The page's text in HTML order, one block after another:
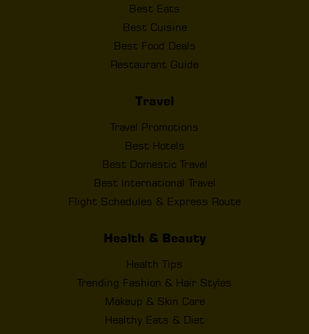
Best Eats
Best Cuisine
Best Food Deals
Restaurant Guide
Travel
Travel Promotions
Best Hotels
Best Domestic Travel
Best International Travel
Flight Schedules & Express Route
Health & Beauty
Health Tips
Trending Fashion & Hair Styles
Makeup & Skin Care
Healthy Eats & Diet